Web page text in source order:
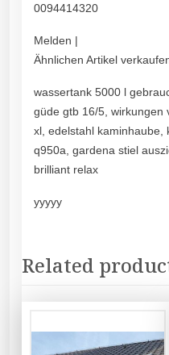
0094414320
Melden |
Ähnlichen Artikel
wassertank 5000 l
güde gtb 16/5, wirkungen
xl, edelstahl kaminhaube,
q950a, gardena stiel
brilliant relax
yyyyy
Related